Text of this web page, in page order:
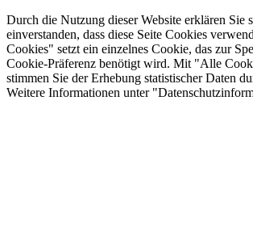
Durch die Nutzung dieser Website erklären Sie
einverstanden, dass diese Seite Cookies
Cookies" setzt ein einzelnes Cookie, das zur
Cookie-Präferenz benötigt wird. Mit "Alle
stimmen Sie der Erhebung statistischer Daten
Weitere Informationen unter